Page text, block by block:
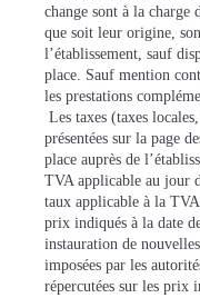
change sont à la charge
que soit leur origine,
l’établissement, sauf
place. Sauf mention
les prestations
Les taxes (taxes
présentées sur la page
place auprès de
TVA applicable au jour
taux applicable à la
prix indiqués à la date
instauration de
imposées par les
répercutées sur les prix